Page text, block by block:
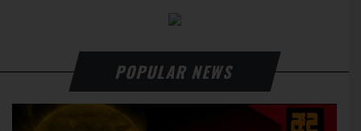
POPULAR NEWS